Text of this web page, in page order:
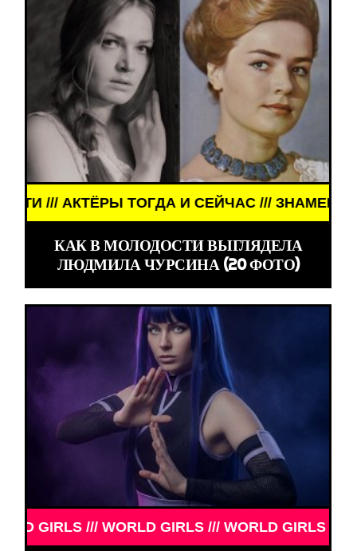
И СЕЙЧАС /// ЗНАМЕНИТОСТИ ///
КАК В МОЛОДОСТИ ВЫГЛЯДЕЛА
ЛЮДМИЛА ЧУРСИНА (20 ФОТО)
/// WORLD GIRLS /// WORLD GIRLS /// WORLD